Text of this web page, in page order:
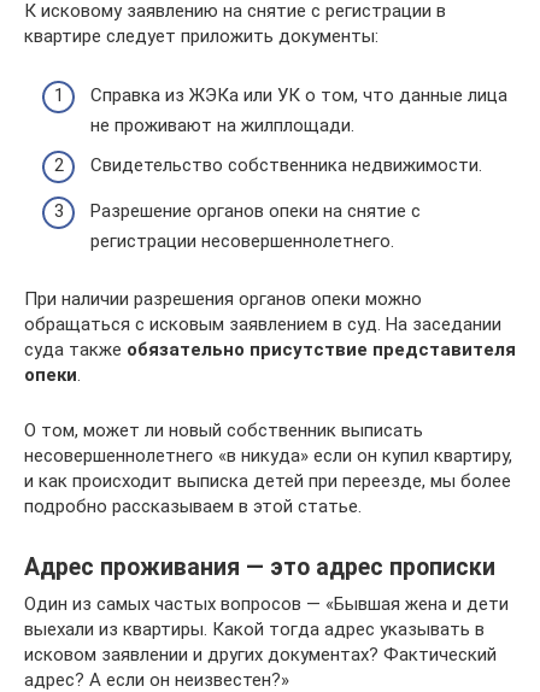
К исковому заявлению на снятие с регистрации в
квартире следует приложить документы:
Справка из ЖЭКа или УК о том, что данные лица
не проживают на жилплощади.
Свидетельство собственника недвижимости.
Разрешение органов опеки на снятие с
регистрации несовершеннолетнего.
При наличии разрешения органов опеки можно
обращаться с исковым заявлением в суд. На заседании
суда также обязательно присутствие представителя
опеки
О том, может ли новый собственник выписать
несовершеннолетнего «в никуда» если он купил квартиру,
и как происходит выписка детей при переезде, мы более
подробно рассказываем в этой статье.
Адрес проживания — это адрес прописки
Один из самых частых вопросов — «Бывшая жена и дети
выехали из квартиры. Какой тогда адрес указывать в
исковом заявлении и других документах? Фактический
адрес? А если он неизвестен?»